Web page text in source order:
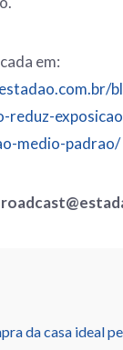
em:
reduz-
medio-padrao/
da casa ideal